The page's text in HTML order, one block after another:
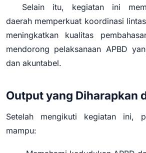
Selain itu, kegiatan ini
daerah memperkuat koordinasi
meningkatkan kualitas
mendorong pelaksanaan APBD
dan akuntabel.
Output yang Diharapkan
Setelah mengikuti kegiatan ini,
mampu: